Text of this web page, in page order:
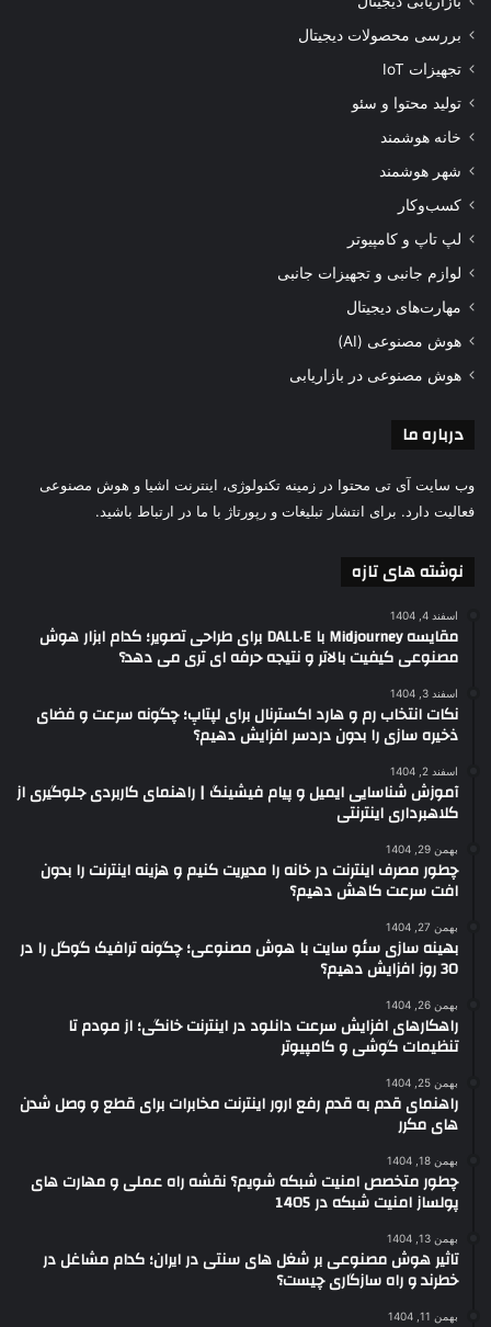
بررسی محصولات دیجیتال
تجهیزات IoT
تولید محتوا و سئو
خانه هوشمند
شهر هوشمند
کسب‌وکار
لپ تاپ و کامپیوتر
لوازم جانبی و تجهیزات جانبی
مهارت‌های دیجیتال
هوش مصنوعی (AI)
هوش مصنوعی در بازاریابی
درباره ما
وب سایت آی تی محتوا در زمینه تکنولوژی، اینترنت اشیا و هوش مصنوعی
فعالیت دارد. برای انتشار تبلیغات و رپورتاژ با ما در ارتباط باشید.
نوشته های تازه
اسفند 4, 1404
مقایسه Midjourney با DALL·E برای طراحی تصویر؛ کدام ابزار هوش
مصنوعی کیفیت بالاتر و نتیجه حرفه ای تری می دهد؟
اسفند 3, 1404
نکات انتخاب رم و هارد اکسترنال برای لپتاپ؛ چگونه سرعت و فضای
ذخیره سازی را بدون دردسر افزایش دهیم؟
اسفند 2, 1404
آموزش شناسایی ایمیل و پیام فیشینگ | راهنمای کاربردی جلوگیری از
کلاهبرداری اینترنتی
بهمن 29, 1404
چطور مصرف اینترنت در خانه را مدیریت کنیم و هزینه اینترنت را بدون
افت سرعت کاهش دهیم؟
بهمن 27, 1404
بهینه سازی سئو سایت با هوش مصنوعی؛ چگونه ترافیک گوگل را در
30 روز افزایش دهیم؟
بهمن 26, 1404
راهکارهای افزایش سرعت دانلود در اینترنت خانگی؛ از مودم تا
تنظیمات گوشی و کامپیوتر
بهمن 25, 1404
راهنمای قدم به قدم رفع ارور اینترنت مخابرات برای قطع و وصل شدن
های مکرر
بهمن 18, 1404
چطور متخصص امنیت شبکه شویم؟ نقشه راه عملی و مهارت های
پولساز امنیت شبکه در 1405
بهمن 13, 1404
تاثیر هوش مصنوعی بر شغل های سنتی در ایران؛ کدام مشاغل در
خطرند و راه سازگاری چیست؟
بهمن 11, 1404